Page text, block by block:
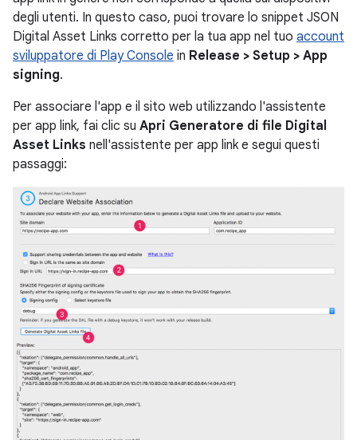
degli utenti. In questo caso, puoi trovare lo snippet JSON
Digital Asset Links corretto per la tua app nel tuo account
sviluppatore di Play Console in Release > Setup > App
signing.
Per associare l'app e il sito web utilizzando l'assistente
per app link, fai clic su Apri Generatore di file Digital
Asset Links nell'assistente per app link e segui questi
passaggi: